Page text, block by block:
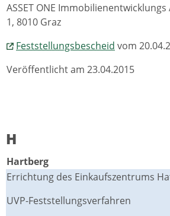
ASSET ONE Immobilienentwicklungs
1, 8010 Graz
Feststellungsbescheid vom
Veröffentlicht am 23.04.2015
H
Hartberg
Errichtung des Einkaufszentrums
UVP-Feststellungsverfahren